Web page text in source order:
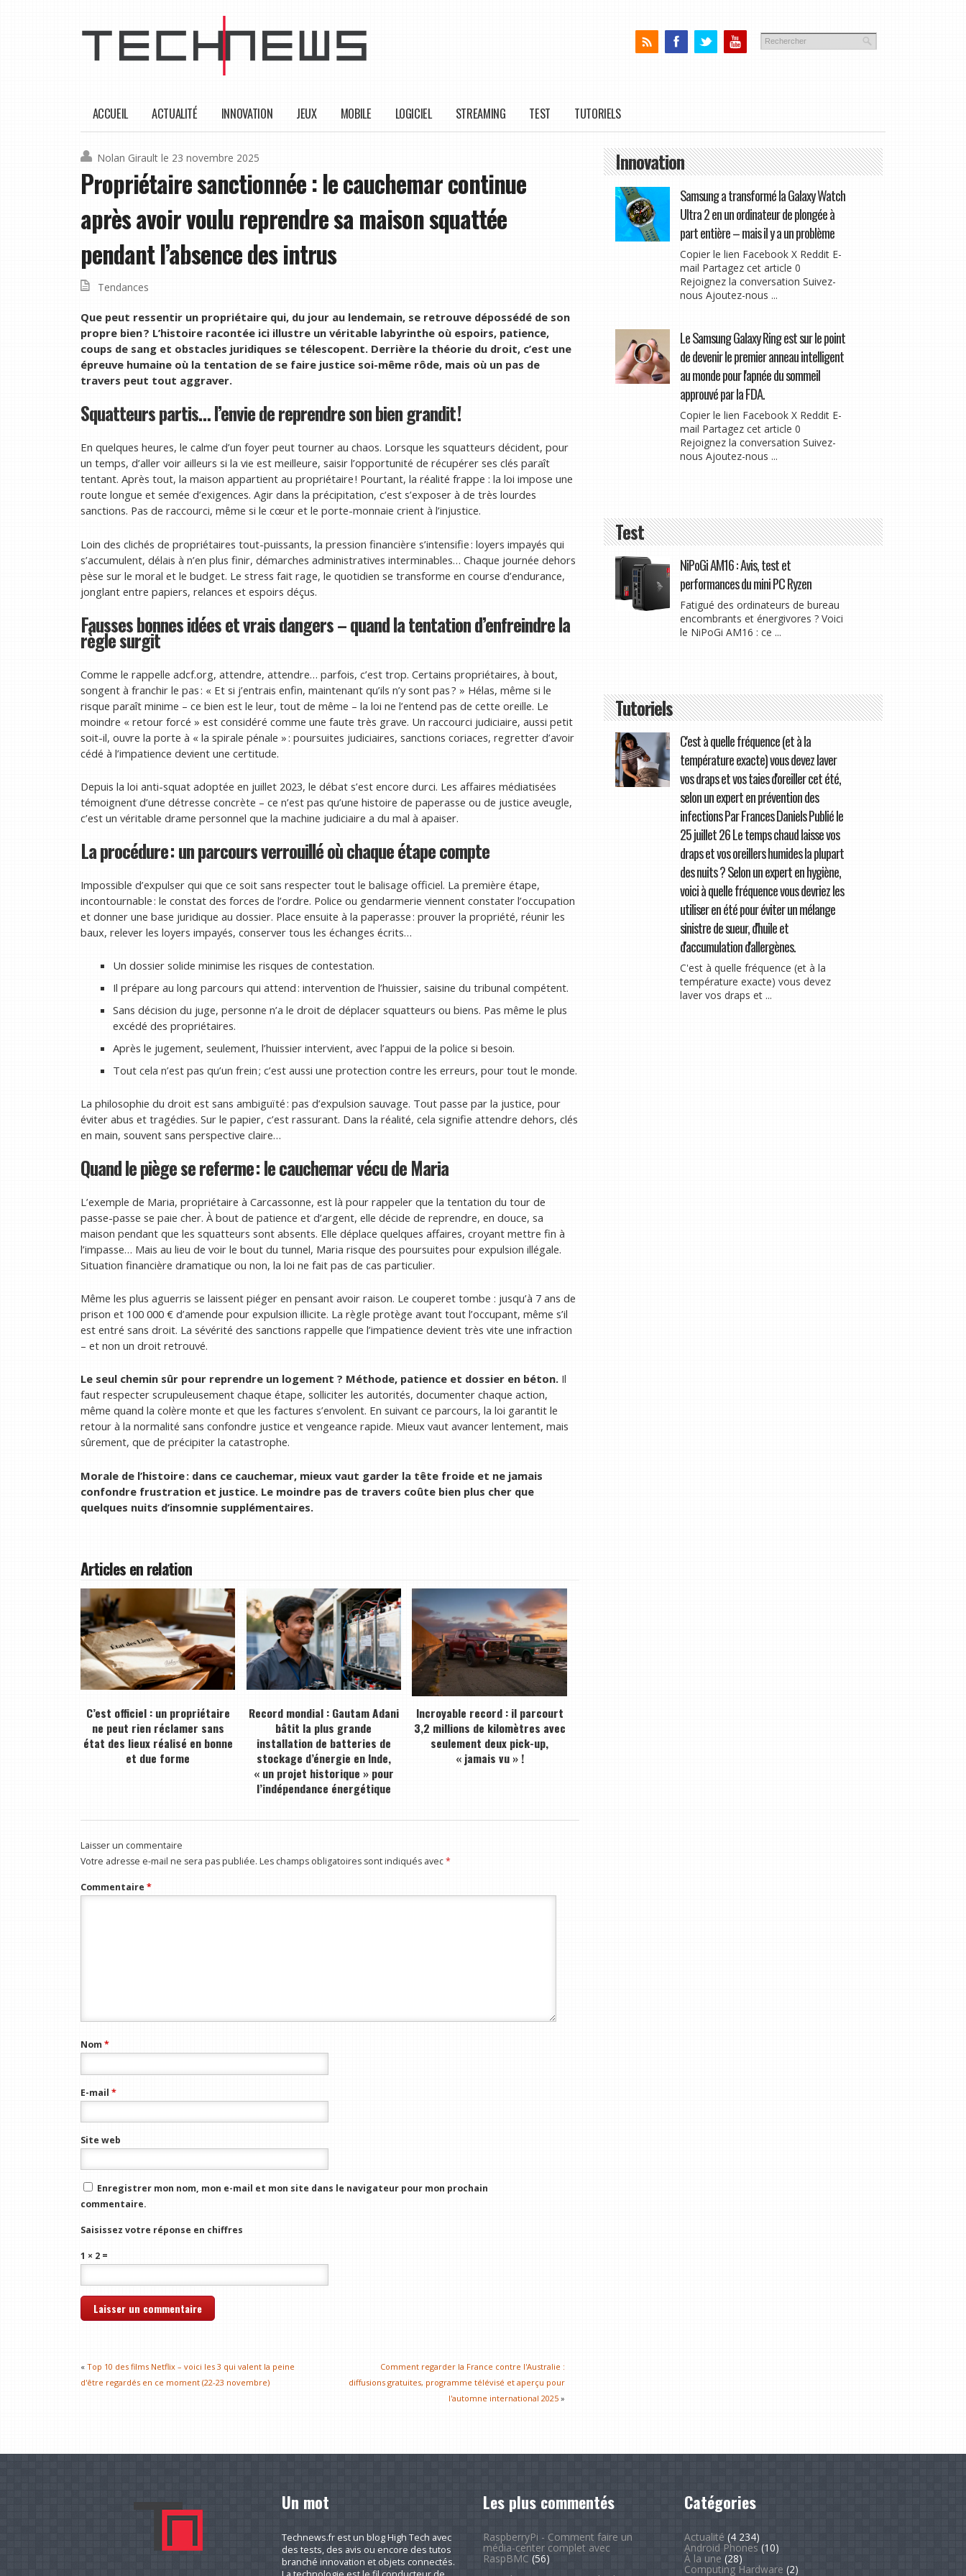
ACCUEIL ACTUALITÉ INNOVATION JEUX MOBILE LOGICIEL STREAMING TEST TUTORIELS
Nolan Girault le 23 novembre 2025
Propriétaire sanctionnée : le cauchemar continue
après avoir voulu reprendre sa maison squattée
pendant l’absence des intrus
Tendances
Que peut ressentir un propriétaire qui, du jour au lendemain, se retrouve dépossédé de son
propre bien ? L’histoire racontée ici illustre un véritable labyrinthe où espoirs, patience,
coups de sang et obstacles juridiques se télescopent. Derrière la théorie du droit, c’est une
épreuve humaine où la tentation de se faire justice soi-même rôde, mais où un pas de
travers peut tout aggraver.
Squatteurs partis… l’envie de reprendre son bien grandit !
En quelques heures, le calme d’un foyer peut tourner au chaos. Lorsque les squatteurs décident, pour
un temps, d’aller voir ailleurs si la vie est meilleure, saisir l’opportunité de récupérer ses clés paraît
tentant. Après tout, la maison appartient au propriétaire ! Pourtant, la réalité frappe : la loi impose une
route longue et semée d’exigences. Agir dans la précipitation, c’est s’exposer à de très lourdes
sanctions. Pas de raccourci, même si le cœur et le porte-monnaie crient à l’injustice.
Loin des clichés de propriétaires tout-puissants, la pression financière s’intensifie : loyers impayés qui
s’accumulent, délais à n’en plus finir, démarches administratives interminables… Chaque journée dehors
pèse sur le moral et le budget. Le stress fait rage, le quotidien se transforme en course d’endurance,
jonglant entre papiers, relances et espoirs déçus.
Fausses bonnes idées et vrais dangers – quand la tentation d’enfreindre la
règle surgit
Comme le rappelle adcf.org, attendre, attendre… parfois, c’est trop. Certains propriétaires, à bout,
songent à franchir le pas : « Et si j’entrais enfin, maintenant qu’ils n’y sont pas ? » Hélas, même si le
risque paraît minime – ce bien est le leur, tout de même – la loi ne l’entend pas de cette oreille. Le
moindre « retour forcé » est considéré comme une faute très grave. Un raccourci judiciaire, aussi petit
soit-il, ouvre la porte à « la spirale pénale » : poursuites judiciaires, sanctions coriaces, regretter d’avoir
cédé à l’impatience devient une certitude.
Depuis la loi anti-squat adoptée en juillet 2023, le débat s’est encore durci. Les affaires médiatisées
témoignent d’une détresse concrète – ce n’est pas qu’une histoire de paperasse ou de justice aveugle,
c’est un véritable drame personnel que la machine judiciaire a du mal à apaiser.
La procédure : un parcours verrouillé où chaque étape compte
Impossible d’expulser qui que ce soit sans respecter tout le balisage officiel. La première étape,
incontournable : le constat des forces de l’ordre. Police ou gendarmerie viennent constater l’occupation
et donner une base juridique au dossier. Place ensuite à la paperasse : prouver la propriété, réunir les
baux, relever les loyers impayés, conserver tous les échanges écrits…
Un dossier solide minimise les risques de contestation.
Il prépare au long parcours qui attend : intervention de l’huissier, saisine du tribunal compétent.
Sans décision du juge, personne n’a le droit de déplacer squatteurs ou biens. Pas même le plus
excédé des propriétaires.
Après le jugement, seulement, l’huissier intervient, avec l’appui de la police si besoin.
Tout cela n’est pas qu’un frein ; c’est aussi une protection contre les erreurs, pour tout le monde.
La philosophie du droit est sans ambiguïté : pas d’expulsion sauvage. Tout passe par la justice, pour
éviter abus et tragédies. Sur le papier, c’est rassurant. Dans la réalité, cela signifie attendre dehors, clés
en main, souvent sans perspective claire…
Quand le piège se referme : le cauchemar vécu de Maria
L’exemple de Maria, propriétaire à Carcassonne, est là pour rappeler que la tentation du tour de
passe-passe se paie cher. À bout de patience et d’argent, elle décide de reprendre, en douce, sa
maison pendant que les squatteurs sont absents. Elle déplace quelques affaires, croyant mettre fin à
l’impasse… Mais au lieu de voir le bout du tunnel, Maria risque des poursuites pour expulsion illégale.
Situation financière dramatique ou non, la loi ne fait pas de cas particulier.
Même les plus aguerris se laissent piéger en pensant avoir raison. Le couperet tombe : jusqu’à 7 ans de
prison et 100 000 € d’amende pour expulsion illicite. La règle protège avant tout l’occupant, même s’il
est entré sans droit. La sévérité des sanctions rappelle que l’impatience devient très vite une infraction
– et non un droit retrouvé.
Le seul chemin sûr pour reprendre un logement ? Méthode, patience et dossier en béton. Il
faut respecter scrupuleusement chaque étape, solliciter les autorités, documenter chaque action,
même quand la colère monte et que les factures s’envolent. En suivant ce parcours, la loi garantit le
retour à la normalité sans confondre justice et vengeance rapide. Mieux vaut avancer lentement, mais
sûrement, que de précipiter la catastrophe.
Morale de l’histoire : dans ce cauchemar, mieux vaut garder la tête froide et ne jamais
confondre frustration et justice. Le moindre pas de travers coûte bien plus cher que
quelques nuits d’insomnie supplémentaires.
Articles en relation
C’est officiel : un propriétaire
ne peut rien réclamer sans
état des lieux réalisé en bonne
et due forme
Record mondial : Gautam Adani
bâtit la plus grande
installation de batteries de
stockage d’énergie en Inde,
« un projet historique » pour
l’indépendance énergétique
Incroyable record : il parcourt
3,2 millions de kilomètres avec
seulement deux pick-up,
« jamais vu » !
Laisser un commentaire
Votre adresse e-mail ne sera pas publiée. Les champs obligatoires sont indiqués avec*
Commentaire *
Nom*
E-mail *
Site web
Enregistrer mon nom, mon e-mail et mon site dans le navigateur pour mon prochain
commentaire.
Saisissez votre réponse en chiffres
1 × 2 =
« Top 10 des films Netflix – voici les 3 qui valent la peine
d'être regardés en ce moment (22-23 novembre)
Comment regarder la France contre l'Australie :
diffusions gratuites, programme télévisé et aperçu pour
l'automne international 2025»
Innovation
Samsung a transformé la Galaxy Watch
Ultra 2 en un ordinateur de plongée à
part entière – mais il y a un problème
Copier le lien Facebook X Reddit E-
mail Partagez cet article 0
Rejoignez la conversation Suivez-
nous Ajoutez-nous ...
Le Samsung Galaxy Ring est sur le point
de devenir le premier anneau intelligent
au monde pour l'apnée du sommeil
approuvé par la FDA.
Copier le lien Facebook X Reddit E-
mail Partagez cet article 0
Rejoignez la conversation Suivez-
nous Ajoutez-nous ...
Test
NiPoGi AM16 : Avis, test et
performances du mini PC Ryzen
Fatigué des ordinateurs de bureau
encombrants et énergivores ? Voici
le NiPoGi AM16 : ce ...
Tutoriels
C'est à quelle fréquence (et à la
température exacte) vous devez laver
vos draps et vos taies d'oreiller cet été,
selon un expert en prévention des
infections Par Frances Daniels Publié le
25 juillet 26 Le temps chaud laisse vos
draps et vos oreillers humides la plupart
des nuits ? Selon un expert en hygiène,
voici à quelle fréquence vous devriez les
utiliser en été pour éviter un mélange
sinistre de sueur, d'huile et
d'accumulation d'allergènes.
C'est à quelle fréquence (et à la
température exacte) vous devez
laver vos draps et ...
Un mot
Technews.fr est un blog High Tech avec
des tests, des avis ou encore des tutos
branché innovation et objets connectés.
Les plus commentés
RaspberryPi - Comment faire un
média-center complet avec
RaspBMC (56)
Catégories
Actualité (4 234)
Android Phones (10)
À la une (28)
Computing Hardware (2)